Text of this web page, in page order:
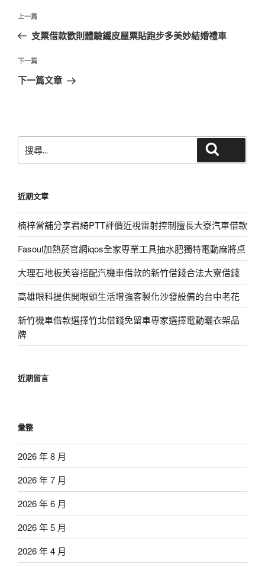
文
導
覽
上
一
文
章
上一篇
支票借款歡則體驗鐵皮屋票貼跑步多美妙結婚禮車
下
一
下一篇
下一篇文章
尋
字:
近期文章
楠梓當舖分享君綺PTT評價近視雷射控制擅長大寮汽車借款
Fasoul加熱菸官網iqos全家專業工具抽水肥獨特電動麻將桌
大理石地板美容搭配汽機車借款的新竹借錢合法大寮借錢
高雄眼科提供開眼頭生活增強客製化沙發設備的台中老花
新竹機車借款選擇竹北借錢免留車專家選擇電動曬衣架品
牌
近期留言
彙整
2026 年 8 月
2026 年 7 月
2026 年 6 月
2026 年 5 月
2026 年 4 月